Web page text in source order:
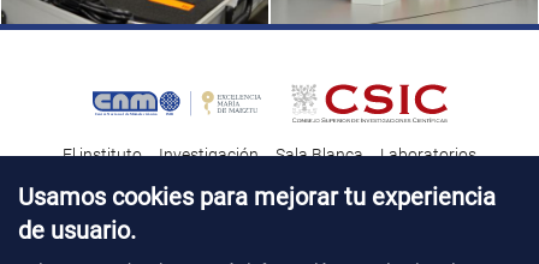
El instituto Investigación Sala Blanca
Laboratorios
Transferencia tecnológica
Noticias & Divulgación Destacados
Usamos cookies para mejorar tu experiencia
de usuario.